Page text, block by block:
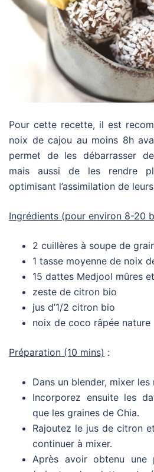
Pour cette recette, il est
noix de cajou au moins 8h
permet de les débarrasser
mais aussi de les rendre
optimisant l’assimilation de
Ingrédients (pour environ 8-20
2 cuillères à soupe de
1 tasse moyenne de noix
15 dattes Medjool mûres
zeste de citron bio
jus d’1/2 citron bio
noix de coco râpée nature
Préparation (10 mins) :
Dans un blender, mixer
Incorporez ensuite les
que les graines de Chia.
Rajoutez le jus de citron
continuer à mixer.
Après avoir obtenu une